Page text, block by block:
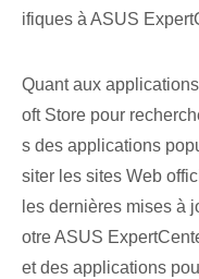
ifiques à ASUS
Quant aux
oft Store pour
s des applications
siter les sites Web
les dernières mises à
otre ASUS
et des applications